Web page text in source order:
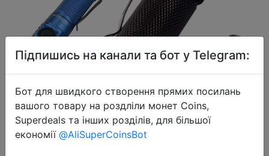
Підпишись на канали та бот у Telegram:
Бот для швидкого створення прямих посилань
вашого товару на роздліли монет Coins,
Superdeals та інших розділів, для більшої
економії @AliSuperCoinsBot